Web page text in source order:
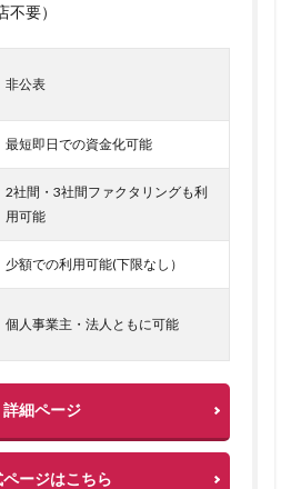
要）
非公表
最短即日での資金化可能
2社間・3社間ファクタリングも利
用可能
少額での利用可能(下限なし）
個人事業主・法人ともに可能
詳細ページ
ージはこちら